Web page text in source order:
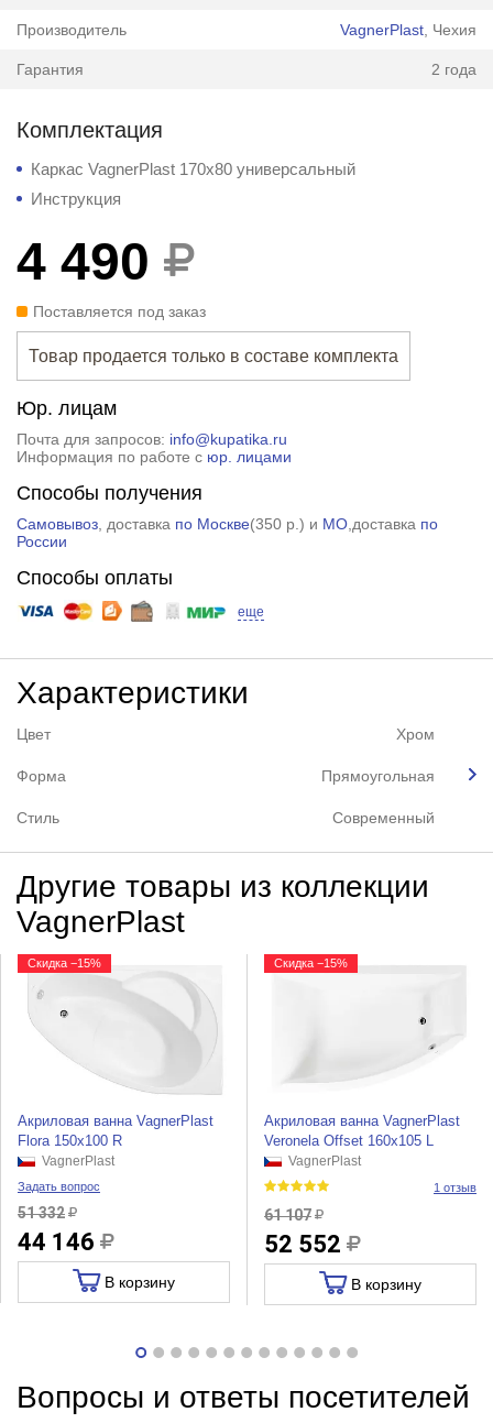
Производитель VagnerPlast , Чехия
Гарантия 2 года
Комплектация
Каркас VagnerPlast 170x80 универсальный
Инструкция
4 490
Поставляется под заказ
Товар продается только в составе комплекта
Юр. лицам
Почта для запросов: info@kupatika.ru
Информация по работе с юр. лицами
Способы получения
Самовывоз, доставка по Москве(350 р. ) и МО,доставка по
России
Способы оплаты
еще
Характеристики
Цвет Хром
Форма Прямоугольная
Стиль Современный
Другие товары из коллекции
VagnerPlast
Скидка −15%
Акриловая ванна VagnerPlast
Flora 150x100 R
VagnerPlast
Задать вопрос
51 332
44 146
В корзину
Скидка −15%
Акриловая ванна VagnerPlast
Veronela Offset 160x105 L
VagnerPlast
1 отзыв
61 107
52 552
В корзину
Вопросы и ответы посетителей